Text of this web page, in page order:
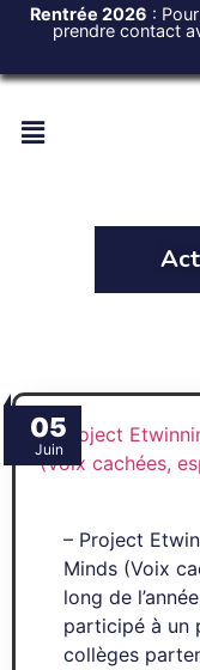
Rentrée 2026 :
prendre contact
05
Juin
– Project
Minds (Voix
long de
participé à un
collèges